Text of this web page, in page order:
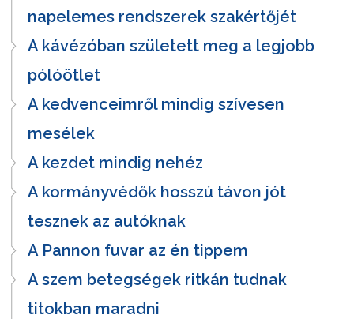
napelemes rendszerek szakértőjét
A kávézóban született meg a legjobb
pólóötlet
A kedvenceimről mindig szívesen
mesélek
A kezdet mindig nehéz
A kormányvédők hosszú távon jót
tesznek az autóknak
A Pannon fuvar az én tippem
A szem betegségek ritkán tudnak
titokban maradni